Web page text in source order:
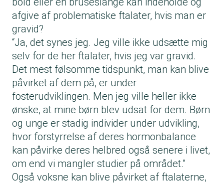
afgive af problematiske ftalater, hvis man er
gravid?
“Ja, det synes jeg. Jeg ville ikke udsætte mig
selv for de her ftalater, hvis jeg var gravid.
Det mest følsomme tidspunkt, man kan blive
påvirket af dem på, er under
fosterudviklingen. Men jeg ville heller ikke
ønske, at mine børn blev udsat for dem. Børn
og unge er stadig individer under udvikling,
hvor forstyrrelse af deres hormonbalance
kan påvirke deres helbred også senere i livet,
om end vi mangler studier på området.”
Også voksne kan blive påvirket af ftalaterne,